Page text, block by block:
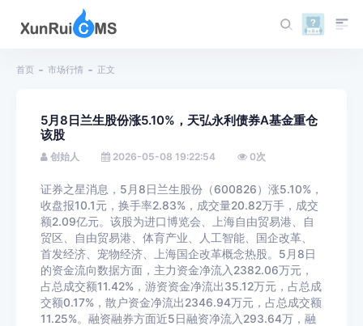
首页 市场行情 正文
5月8日兰生股份涨5.10%，天弘永利债券A基金重仓
该股
创始人 2026-05-08 19:22:54 0次
证券之星消息，5月8日兰生股份（600826）涨5.10%，
收盘报10.1元，换手率2.83%，成交量20.82万手，成交
额2.09亿元。该股为进口博览会、上海自由贸易港、自
贸区、自由贸易港、体育产业、人工智能、国企改革、
首发经济、宠物经济、上海国企改革概念热股。5月8日
的资金流向数据方面，主力资金净流入2382.06万元，
占总成交额11.42%，游资资金净流出35.12万元，占总成
交额0.17%，散户资金净流出2346.94万元，占总成交额
11.25%。融资融券方面近5日融资净流入293.64万，融